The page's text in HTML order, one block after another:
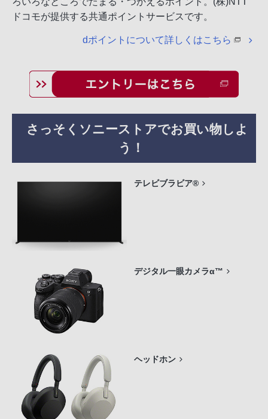
ドコモが提供する共通ポイントサービスです。
dポイントについて詳しくはこちら
さっそくソニーストアでお買い物しよ
う！
テレビブラビア®
デジタル一眼カメラα™
ヘッドホン